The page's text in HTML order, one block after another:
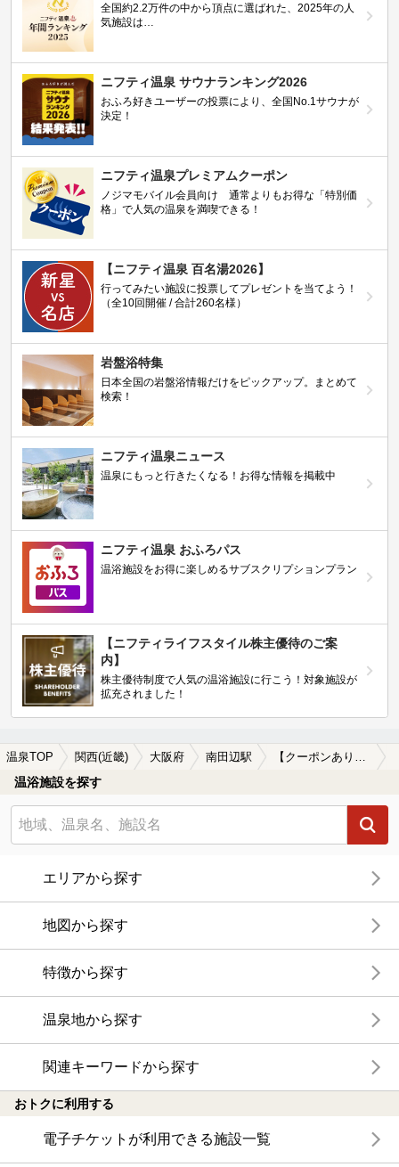
全国約2.2万件の中から頂点に選ばれた、2025年の人
気施設は…
ニフティ温泉 サウナランキング2026
おふろ好きユーザーの投票により、全国No.1サウナが
決定！
ニフティ温泉プレミアムクーポン
ノジマモバイル会員向け 通常よりもお得な「特別価
格」で人気の温泉を満喫できる！
【ニフティ温泉 百名湯2026】
行ってみたい施設に投票してプレゼントを当てよう！
（全10回開催 / 合計260名様）
岩盤浴特集
日本全国の岩盤浴情報だけをピックアップ。まとめて
検索！
ニフティ温泉ニュース
温泉にもっと行きたくなる！お得な情報を掲載中
ニフティ温泉 おふろパス
温浴施設をお得に楽しめるサブスクリプションプラン
【ニフティライフスタイル株主優待のご案
内】
株主優待制度で人気の温浴施設に行こう！対象施設が
拡充されました！
温泉TOP 関西(近畿) 大阪府 南田辺駅
温浴施設を探す
エリアから探す
地図から探す
特徴から探す
温泉地から探す
関連キーワードから探す
おトクに利用する
電子チケットが利用できる施設一覧